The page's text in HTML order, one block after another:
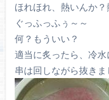
ほれほれ、熱いんか？
ぐっふっふぅ～～
何？もういい？
適当に炙ったら、冷水
串は回しながら抜きま